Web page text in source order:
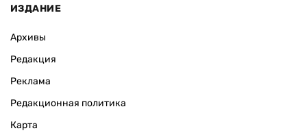
ИЗДАНИЕ
Архивы
Редакция
Реклама
Редакционная политика
Карта